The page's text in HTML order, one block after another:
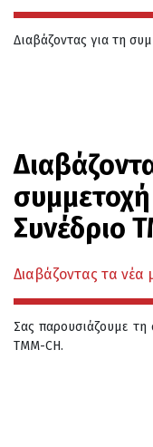
Διαβάζοντας για τη
Συνέδριο
Διαβάζοντας τα νέα
Σας παρουσιάζουμε τη
TMM-CH.